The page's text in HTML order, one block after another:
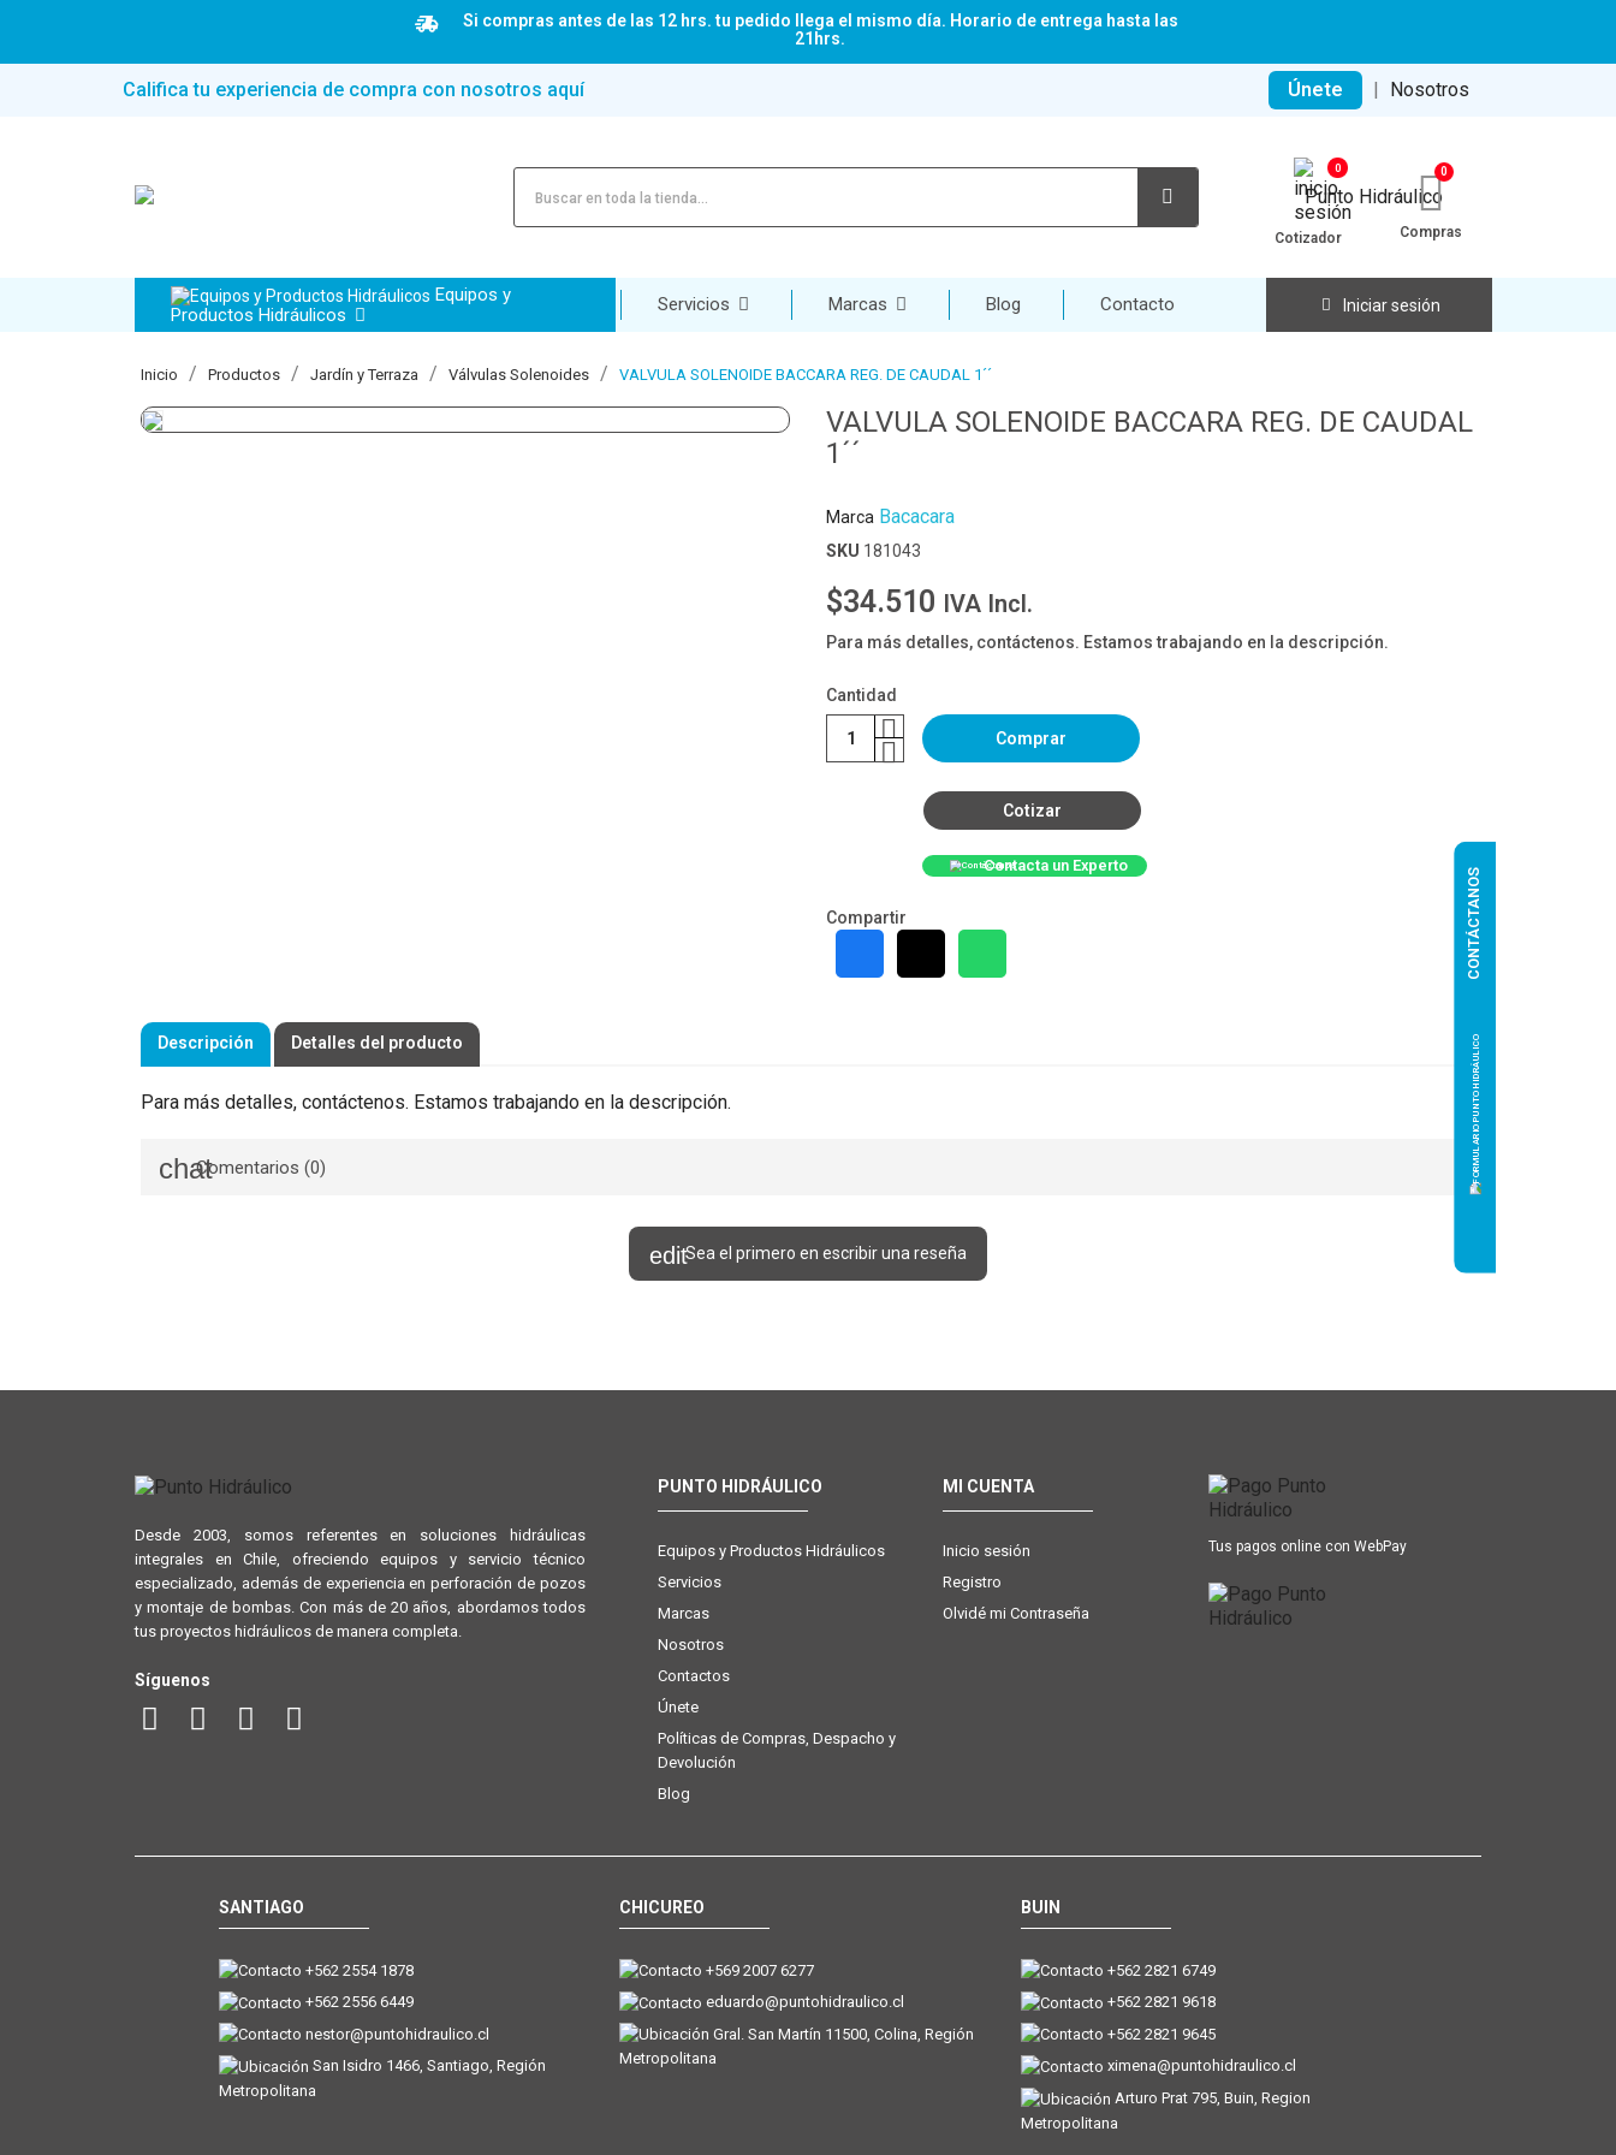
Si compras antes de las 12 hrs. tu pedido llega el mismo día. Horario de entrega hasta las
21hrs.
Califica tu experiencia de compra con nosotros aquí Únete | Nosotros
0
Cotizador Compras
Equipos y
Productos Hidráulicos
Servicios Marcas Blog Contacto Iniciar sesión
Inicio Productos Jardín y Terraza Válvulas Solenoides VALVULA SOLENOIDE BACCARA REG. DE CAUDAL 1´´
VALVULA SOLENOIDE BACCARA REG. DE CAUDAL
1´´
Marca Bacacara
SKU 181043
$34.510 IVA Incl.
Para más detalles, contáctenos. Estamos trabajando en la descripción.
Cantidad
Comprar
Cotizar
Contacta un Experto
Compartir
Descripción Detalles del producto
Para más detalles, contáctenos. Estamos trabajando en la descripción.
Comentarios (0)
Sea el primero en escribir una reseña
Desde 2003, somos referentes en soluciones hidráulicas
integrales en Chile, ofreciendo equipos y servicio técnico
especializado, además de experiencia en perforación de pozos
y montaje de bombas. Con más de 20 años, abordamos todos
tus proyectos hidráulicos de manera completa.
Síguenos
PUNTO HIDRÁULICO
Equipos y Productos Hidráulicos
Servicios
Marcas
Nosotros
Contactos
Únete
Políticas de Compras, Despacho y
Devolución
Blog
MI CUENTA
Inicio sesión
Registro
Olvidé mi Contraseña
CONTÁCTANOS
Tus pagos online con WebPay
SANTIAGO
+562 2554 1878
+562 2556 6449
nestor@puntohidraulico.cl
San Isidro 1466, Santiago, Región
Metropolitana
CHICUREO
+569 2007 6277
eduardo@puntohidraulico.cl
Gral. San Martín 11500, Colina, Región
Metropolitana
BUIN
+562 2821 6749
+562 2821 9618
+562 2821 9645
ximena@puntohidraulico.cl
Arturo Prat 795, Buin, Region
Metropolitana